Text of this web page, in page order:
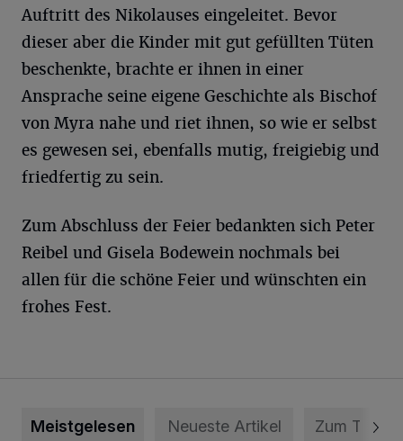
Auftritt des Nikolauses eingeleitet. Bevor
dieser aber die Kinder mit gut gefüllten Tüten
beschenkte, brachte er ihnen in einer
Ansprache seine eigene Geschichte als Bischof
von Myra nahe und riet ihnen, so wie er selbst
es gewesen sei, ebenfalls mutig, freigiebig und
friedfertig zu sein.
Zum Abschluss der Feier bedankten sich Peter
Reibel und Gisela Bodewein nochmals bei
allen für die schöne Feier und wünschten ein
frohes Fest.
Meistgelesen Neueste Artikel Zum Thema